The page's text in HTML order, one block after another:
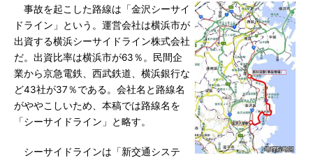
事故を起こした路線は「金沢シーサイ
ドライン」という。運営会社は横浜市が
出資する横浜シーサイドライン株式会社
だ。出資比率は横浜市が63％。民間企
業から京急電鉄、西武鉄道、横浜銀行な
ど43社が37％である。会社名と路線名
がややこしいため、本稿では路線名を
「シーサイドライン」と略す。
シーサイドラインは「新交通システ